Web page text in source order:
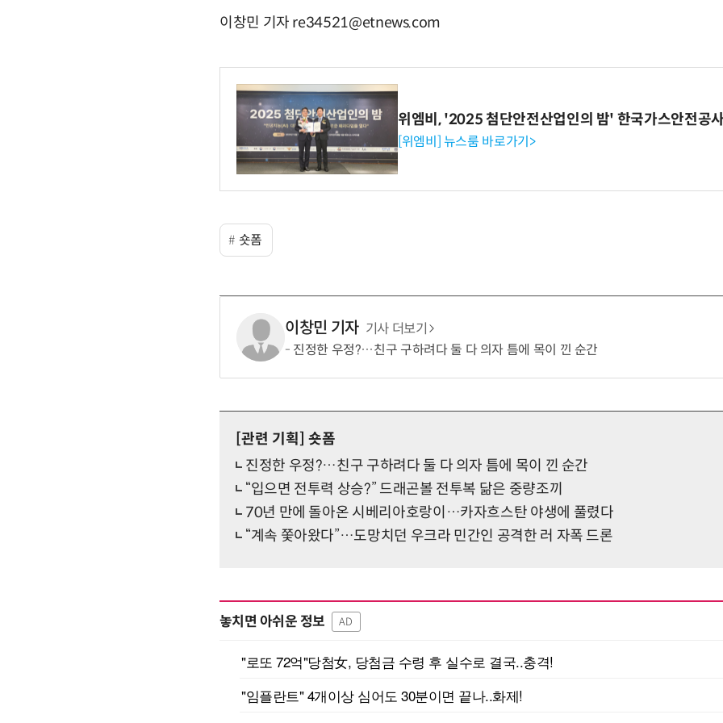
이창민 기자 re34521@etnews.com
위엠비, '2025 첨단안전산업인의 밤' 한국가스안전공
[위엠비] 뉴스룸 바로가기>
숏폼
이창민 기자 기사 더보기
진정한 우정?…친구 구하려다 둘 다 의자 틈에 목이 낀 순간
[관련 기획] 숏폼
진정한 우정?…친구 구하려다 둘 다 의자 틈에 목이 낀 순간
“입으면 전투력 상승?” 드래곤볼 전투복 닮은 중량조끼
70년 만에 돌아온 시베리아호랑이…카자흐스탄 야생에 풀렸다
“계속 쫓아왔다”…도망치던 우크라 민간인 공격한 러 자폭 드론
놓치면 아쉬운 정보 AD